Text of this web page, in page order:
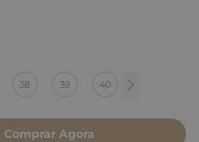
38 39 40
Comprar Agora